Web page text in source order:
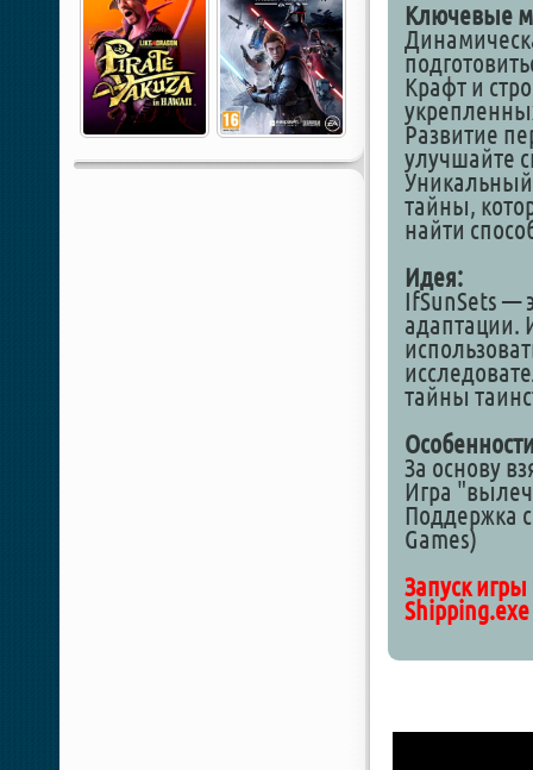
Ключевые
Крафт и
Развитие
улучшайте
тайны,
найти
Идея:
IfSunSets —
адаптации.
тайны
За основу
Игра
Поддержка
Games)
Запуск
Shipping.exe